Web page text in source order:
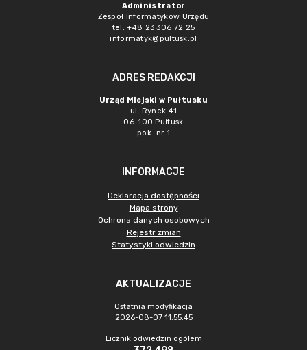
Administrator
Zespół Informatyków Urzędu
tel. +48 23 306 72 25
informatyk@pultusk.pl
ADRES REDAKCJI
Urząd Miejski w Pułtusku
ul. Rynek 41
06-100 Pułtusk
pok. nr 1
INFORMACJE
Deklaracja dostępności
Mapa strony
Ochrona danych osobowych
Rejestr zmian
Statystyki odwiedzin
AKTUALIZACJE
Ostatnia modyfikacja
2026-08-07 11:55:45
Licznik odwiedzin ogółem